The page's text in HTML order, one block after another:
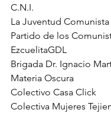
C.N.I.
La Juventud
Partido de los
EzcuelitaGDL
Brigada Dr. Ignacio
Materia Oscura
Colectivo Casa Click
Colectiva Mujeres